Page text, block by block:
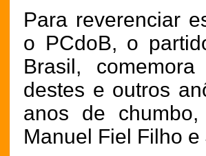
Para reverenciar
o PCdoB, o
Brasil,
destes e outros
anos de
Manuel Fiel Filho